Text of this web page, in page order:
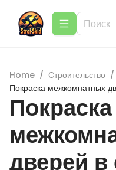
Home / Строительство /
Покраска межкомнатных
Покраска
дверей в